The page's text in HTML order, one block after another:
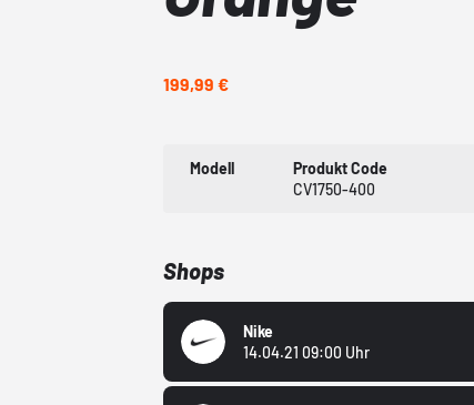
199,99 €
Modell
Produkt Code
CV1750-400
Shops
Nike
14.04.21 09:00 Uhr